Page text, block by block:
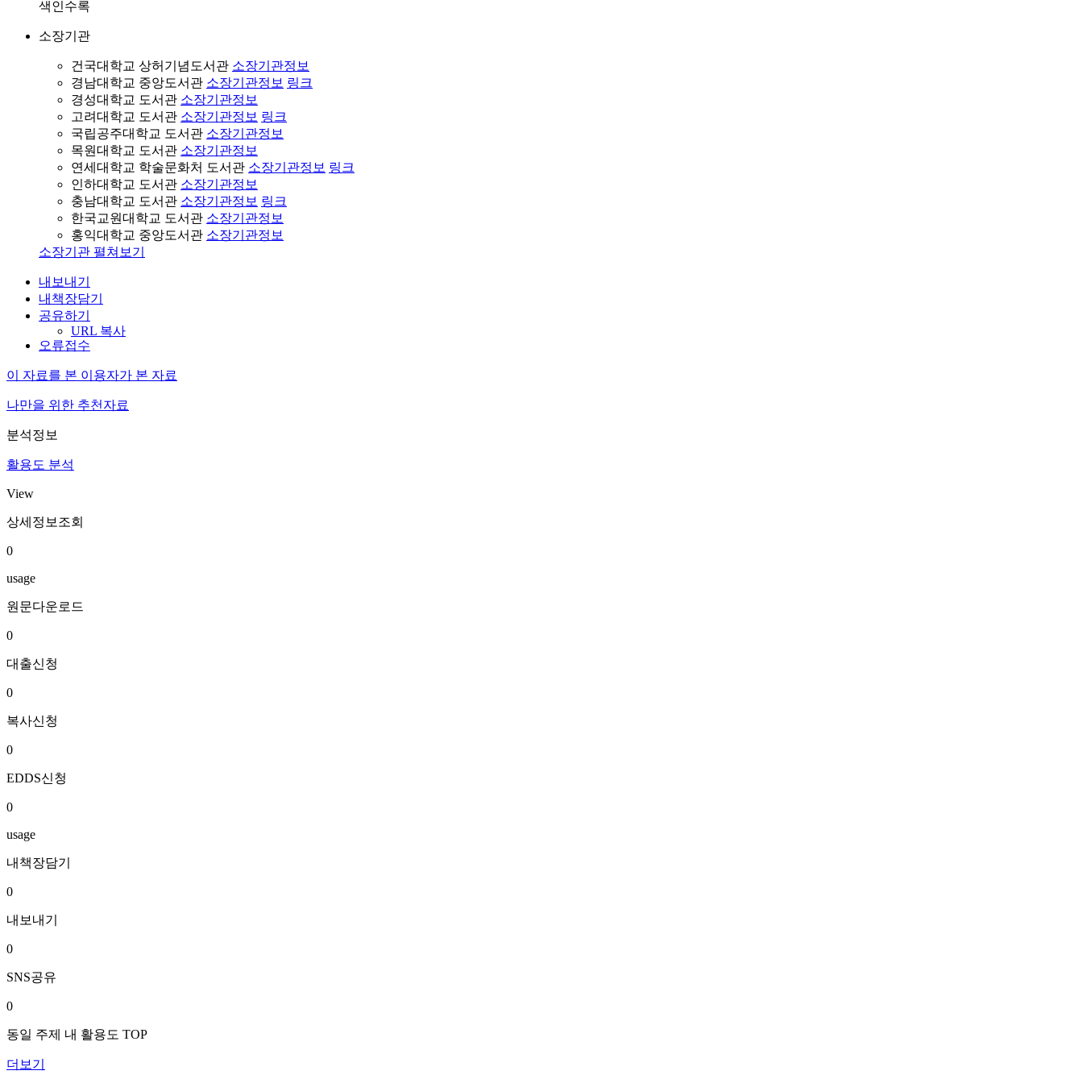
색인수록
소장기관
건국대학교 상허기념도서관 소장기관정보
경남대학교 중앙도서관 소장기관정보 링크
경성대학교 도서관 소장기관정보
고려대학교 도서관 소장기관정보 링크
국립공주대학교 도서관 소장기관정보
목원대학교 도서관 소장기관정보
연세대학교 학술문화처 도서관 소장기관정보 링크
인하대학교 도서관 소장기관정보
충남대학교 도서관 소장기관정보 링크
한국교원대학교 도서관 소장기관정보
홍익대학교 중앙도서관 소장기관정보
소장기관 펼쳐보기
내보내기
내책장담기
공유하기
URL 복사
오류접수
이 자료를 본 이용자가 본 자료
나만을 위한 추천자료
분석정보
활용도 분석
View
상세정보조회
0
usage
원문다운로드
0
대출신청
0
복사신청
0
EDDS신청
0
usage
내책장담기
0
내보내기
0
SNS공유
0
동일 주제 내 활용도 TOP
더보기